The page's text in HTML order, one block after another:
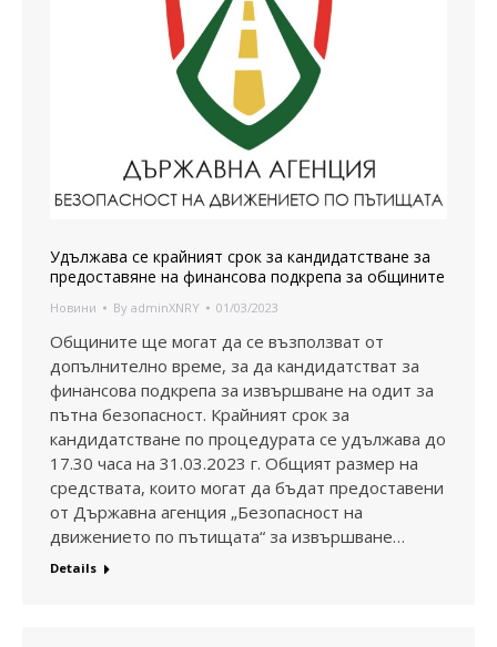
Удължава се крайният срок за кандидатстване за
предоставяне на финансова подкрепа за общините
Новини By adminXNRY 01/03/2023
Общините ще могат да се възползват от
допълнително време, за да кандидатстват за
финансова подкрепа за извършване на одит за
пътна безопасност. Крайният срок за
кандидатстване по процедурата се удължава до
17.30 часа на 31.03.2023 г. Общият размер на
средствата, които могат да бъдат предоставени
от Държавна агенция „Безопасност на
движението по пътищата“ за извършване…
Details